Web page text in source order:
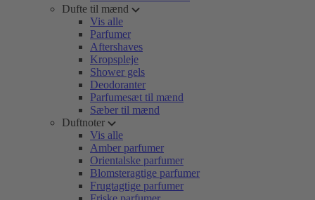
Dufte til mænd
Vis alle
Parfumer
Aftershaves
Kropspleje
Shower gels
Deodoranter
Parfumesæt til mænd
Sæber til mænd
Duftnoter
Vis alle
Amber parfumer
Orientalske parfumer
Blomsteragtige parfumer
Frugtagtige parfumer